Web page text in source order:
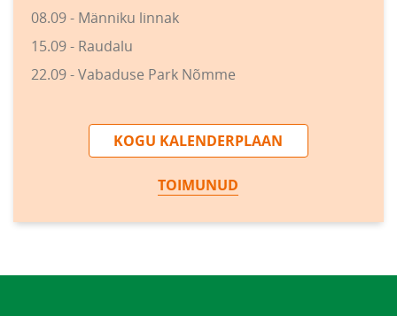
08.09 - Männiku linnak
15.09 - Raudalu
22.09 - Vabaduse Park Nõmme
KOGU KALENDERPLAAN
TOIMUNUD